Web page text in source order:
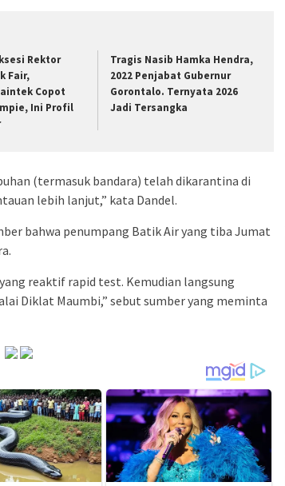
Rektor
Fair,
Copot
Ini Profil
Tragis Nasib Hamka Hendra,
2022 Penjabat Gubernur
Gorontalo. Ternyata 2026
Jadi Tersangka
(termasuk bandara) telah dikarantina di
lebih lanjut,” kata Dandel.
bahwa penumpang Batik Air yang tiba Jumat
reaktif rapid test. Kemudian langsung
Diklat Maumbi,” sebut sumber yang meminta